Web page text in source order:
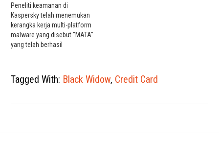
bahwa bagian terbesar dari
tautan berbahaya yang
terdeteksi antara Desember
2020 dan Mei 2021…
Peneliti keamanan di
Kaspersky telah menemukan
kerangka kerja multi-platform
malware yang disebut "MATA"
yang telah berhasil
menjelaskan dalam
analisisnya bahwa artefak
Tagged With: Black Widow, Credit Card